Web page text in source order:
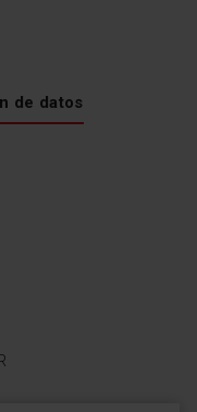
de datos